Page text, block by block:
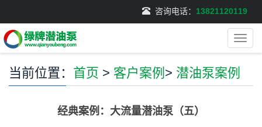
咨询电话： 13821120119
导
航
当前位置： 首页 > 客户案例 > 潜油泵案例
经典案例：大流量潜油泵（五）